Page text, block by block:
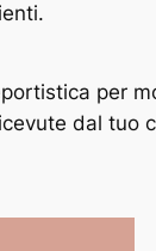
per
dal